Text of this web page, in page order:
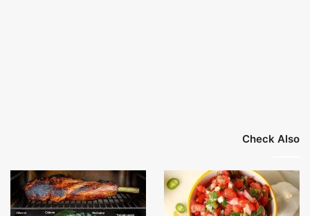
Check Also